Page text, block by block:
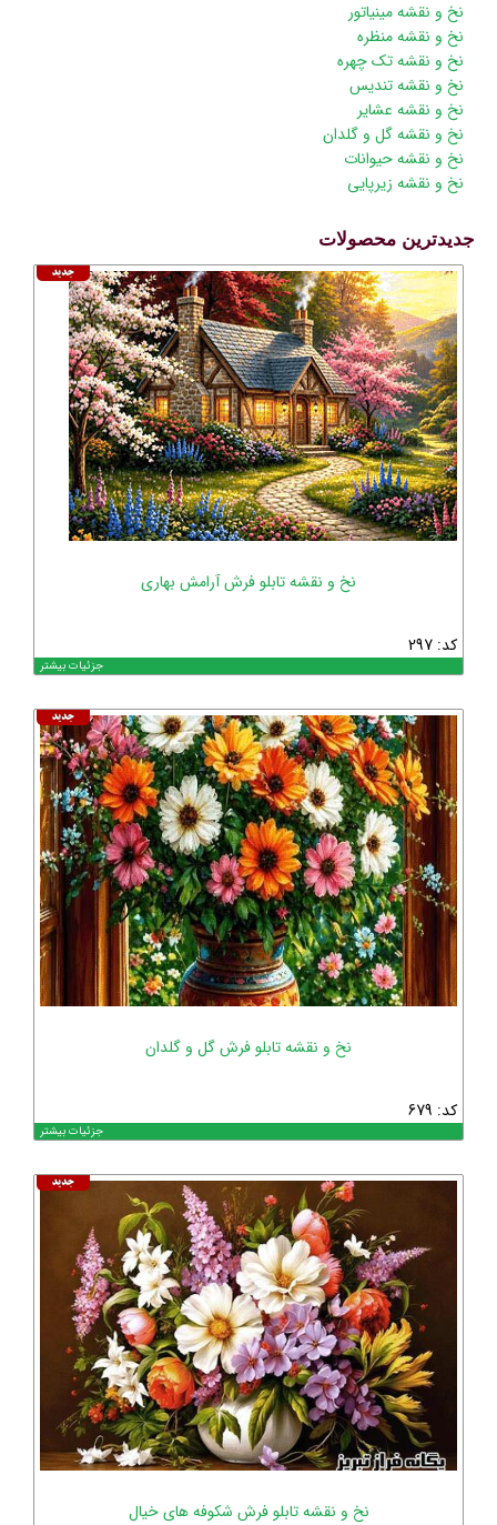
نخ و نقشه مینیاتور
نخ و نقشه منظره
نخ و نقشه تک چهره
نخ و نقشه تندیس
نخ و نقشه عشایر
نخ و نقشه گل و گلدان
نخ و نقشه حیوانات
نخ و نقشه زیرپایی
جدیدترین محصولات
نخ و نقشه تابلو فرش آرامش بهاری
کد: 297
جزئیات بیشتر
نخ و نقشه تابلو فرش گل و گلدان
کد: 679
جزئیات بیشتر
نخ و نقشه تابلو فرش شکوفه های خیال